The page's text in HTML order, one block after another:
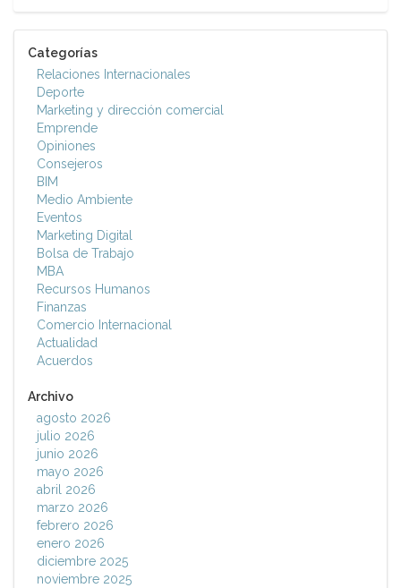
Categorías
Relaciones Internacionales
Deporte
Marketing y dirección comercial
Emprende
Opiniones
Consejeros
BIM
Medio Ambiente
Eventos
Marketing Digital
Bolsa de Trabajo
MBA
Recursos Humanos
Finanzas
Comercio Internacional
Actualidad
Acuerdos
Archivo
agosto 2026
julio 2026
junio 2026
mayo 2026
abril 2026
marzo 2026
febrero 2026
enero 2026
diciembre 2025
noviembre 2025